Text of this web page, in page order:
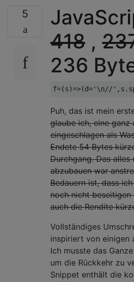
5
418 ,
236
Puh, das ist mein
glaube ich, eine ganz
eingeschlagen als
Endete 54 Bytes
Durchgang. Das alles
abzubauen war
Bedauern ist, dass
noch nicht
auch die Rendite
Vollständiges
inspiriert von einigen
Ich musste das
um die Rückkehr zu
Snippet enthält die